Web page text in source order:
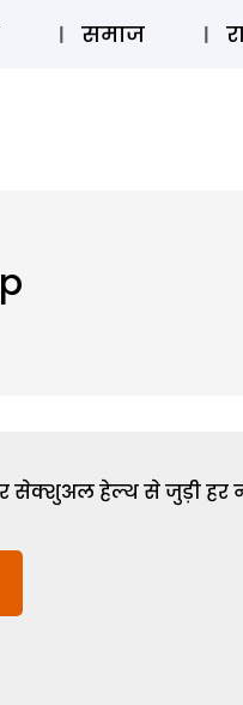
स्टोरी लॉग इन
समाज
सेक्शुअल हेल्थ से जुड़ी हर